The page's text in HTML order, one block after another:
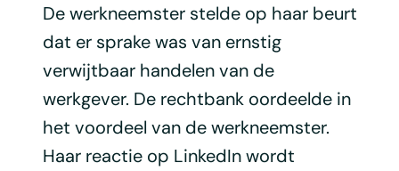
De werkneemster stelde op haar beurt
dat er sprake was van ernstig
verwijtbaar handelen van de
werkgever. De rechtbank oordeelde in
het voordeel van de werkneemster.
Haar reactie op LinkedIn wordt